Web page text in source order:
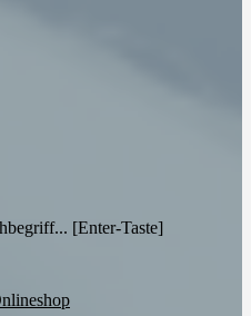
[Enter-Taste]